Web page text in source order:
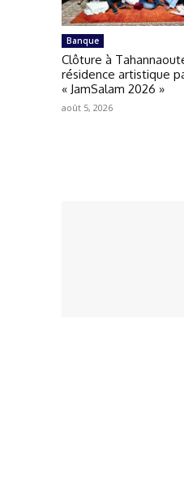
Banque
Clôture à
résidence artistique
« JamSalam 2026 »
août 5, 2026